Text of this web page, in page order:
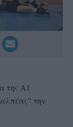
της Α1
την